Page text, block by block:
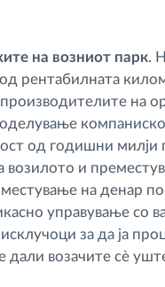
на возниот парк.
рентабилната
на
од годишни милји
возилото и
на денар
управување со
за да ја
дали возачите сè